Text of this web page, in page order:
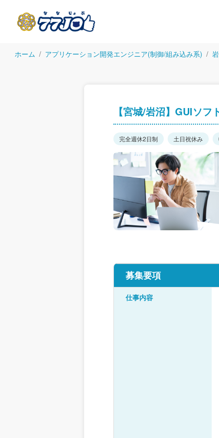
ホーム アプリケーション開発エンジニア(制御/組み込み系)
【宮城/岩沼】GUIソ
完全週休2日制 土日祝休み
募集要項
仕事内容